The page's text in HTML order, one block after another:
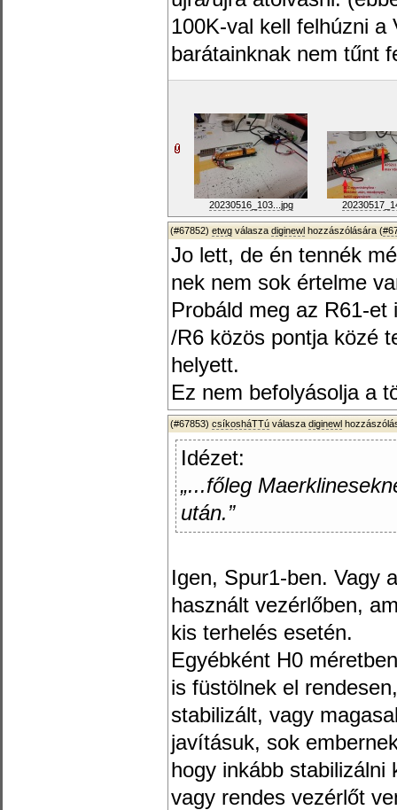
100K-val kell felhúzni
barátainknak nem tűnt
20230516_103...jpg
(#67852) etwg válasza diginewl hozzászólására (
Jo lett, de én tennék
nek nem sok értelme
Probáld meg az R61-
/R6 közös pontja közé
helyett.
Ez nem befolyásolja a
(#67853) csíkosháTTú válasza diginewl
Idézet:
„...főleg
után.”
Igen, Spur1-ben. Vagy
használt vezérlőben,
kis terhelés esetén.
Egyébként H0
is füstölnek el
stabilizált, vagy
javításuk, sok
hogy inkább stabilizálni
vagy rendes vezérlőt